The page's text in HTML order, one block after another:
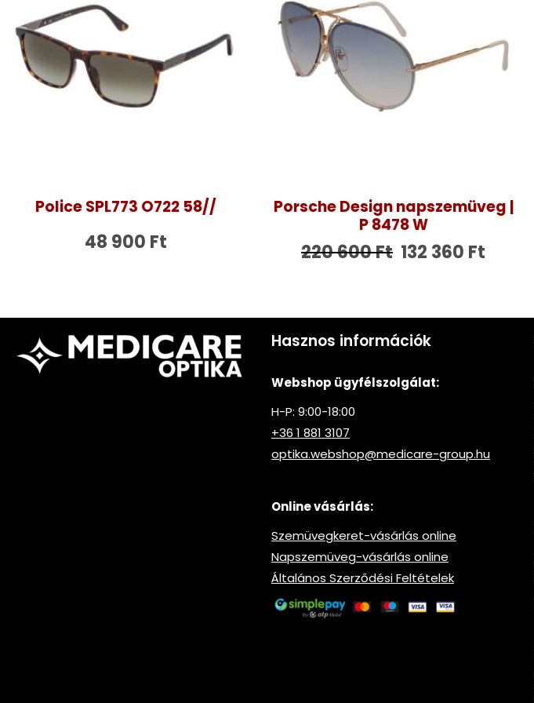
Police SPL773 O722 58//
48 900 Ft
Porsche Design napszemüveg |
P 8478 W
220 600Ft 132 360 Ft
Hasznos információk
Webshop ügyfélszolgálat:
H-P: 9:00-18:00
+36 1 881 3107
optika.webshop@medicare-group.hu
Online vásárlás:
Szemüvegkeret-vásárlás online
Napszemüveg-vásárlás online
Általános Szerződési Feltételek